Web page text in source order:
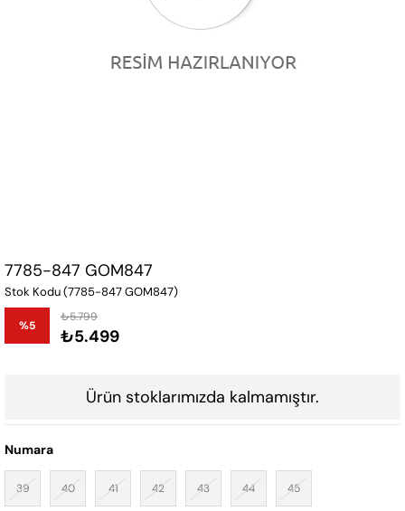
7785-847 GOM847
Stok Kodu(7785-847 GOM847)
%5
İndirim
₺5.799
₺5.499
Ürün stoklarımızda kalmamıştır.
Numara
39 40 41 42 43 44 45